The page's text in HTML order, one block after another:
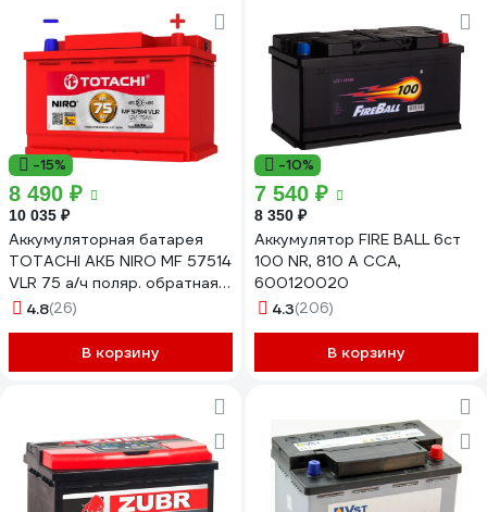
-15%
8 490 ₽
10 035 ₽
Аккумуляторная батарея
TOTACHI АКБ NIRO MF 57514
VLR 75 а/ч поляр. обратная
0 (JIS L) 90275
4.8(26)
В корзину
-10%
7 540 ₽
8 350 ₽
Аккумулятор FIRE BALL 6ст
100 NR, 810 А CCA,
600120020
4.3(206)
В корзину